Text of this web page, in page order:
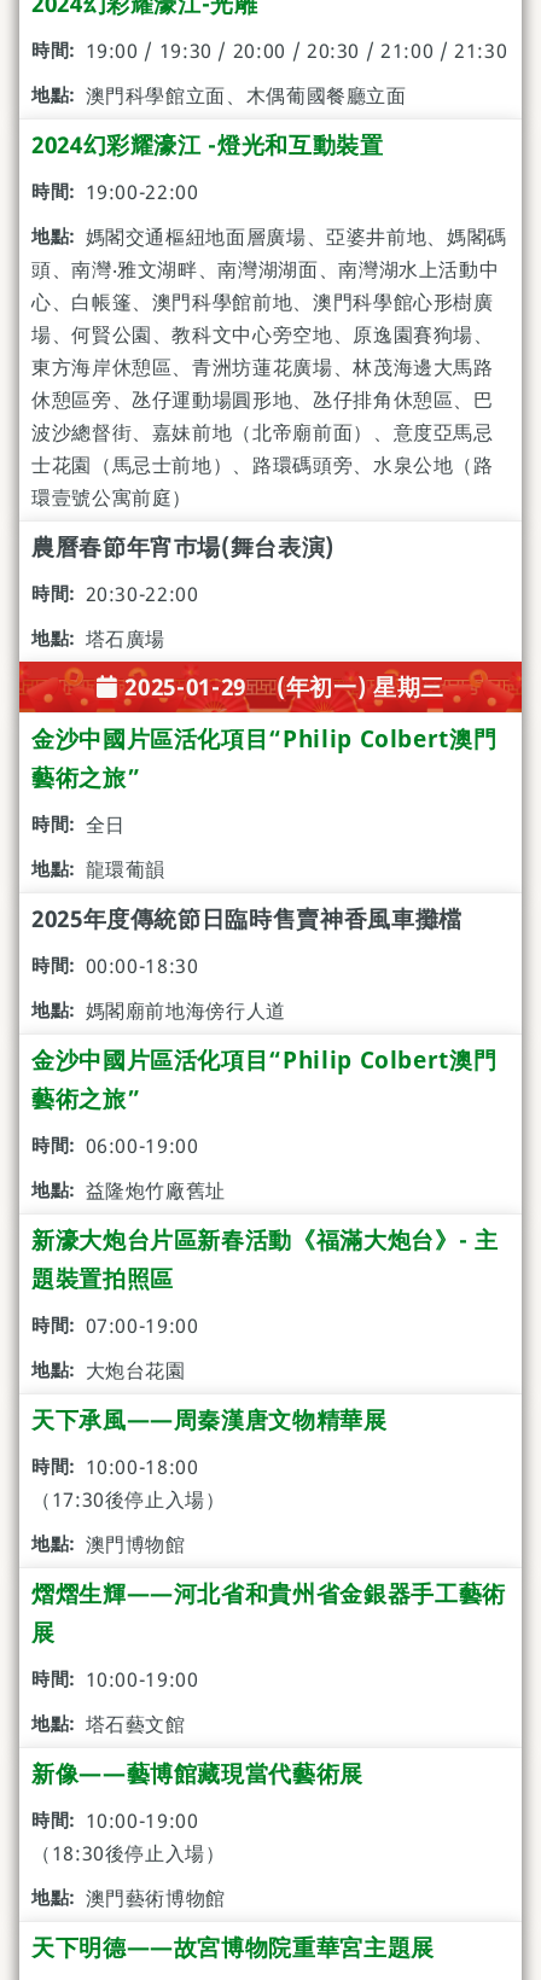
19:00 / 19:30 / 20:00 / 20:30 / 21:00 / 21:30
澳門科學館立面、木偶葡國餐廳立面
2024幻彩耀濠江 -燈光和互動裝置
19:00-22:00
媽閣交通樞紐地面層廣場、亞婆井前地、媽閣碼
頭、南灣‧雅文湖畔、南灣湖湖面、南灣湖水上活動中
心、白帳篷、澳門科學館前地、澳門科學館心形樹廣
場、何賢公園、教科文中心旁空地、原逸園賽狗場、
東方海岸休憩區、青洲坊蓮花廣場、林茂海邊大馬路
休憩區旁、氹仔運動場圓形地、氹仔排角休憩區、巴
波沙總督街、嘉妹前地（北帝廟前面）、意度亞馬忌
士花園（馬忌士前地）、路環碼頭旁、水泉公地（路
環壹號公寓前庭）
農曆春節年宵巿場(舞台表演)
20:30-22:00
塔石廣場
2025-01-29 (年初一) 星期三
金沙中國片區活化項目“Philip Colbert澳門
藝術之旅”
全日
龍環葡韻
2025年度傳統節日臨時售賣神香風車攤檔
00:00-18:30
媽閣廟前地海傍行人道
金沙中國片區活化項目“Philip Colbert澳門
藝術之旅”
06:00-19:00
益隆炮竹廠舊址
新濠大炮台片區新春活動《福滿大炮台》- 主
題裝置拍照區
07:00-19:00
大炮台花園
天下承風——周秦漢唐文物精華展
10:00-18:00
（17:30後停止入場）
澳門博物館
熠熠生輝——河北省和貴州省金銀器手工藝術
展
10:00-19:00
塔石藝文館
新像——藝博館藏現當代藝術展
10:00-19:00
（18:30後停止入場）
澳門藝術博物館
天下明德——故宮博物院重華宮主題展